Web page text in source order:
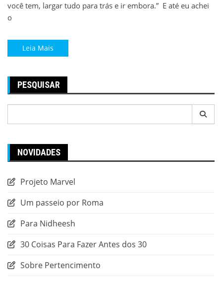
você tem, largar tudo para trás e ir embora.” E até eu achei
o
Leia Mais
PESQUISAR
por:
NOVIDADES
Projeto Marvel
Um passeio por Roma
Para Nidheesh
30 Coisas Para Fazer Antes dos 30
Sobre Pertencimento